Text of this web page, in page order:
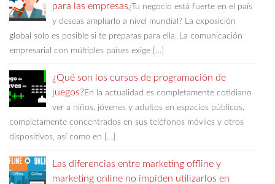
para las empresas¿Tu negocio está fuerte en el país
y deseas ampliarlo a nivel mundial? La exposición
global solo es posible si te preparas para ella. La comunicación
empresarial con múltiples países exige […]
¿Qué son los cursos de programación de
juegos? En la actualidad es completamente cotidiano
ver a niños, jóvenes y adultos en espacios públicos,
completamente concentrados en sus teléfonos móviles y otros
dispositivos, así como en […]
Las diferencias entre marketing offline y
marketing online no impiden utilizarlos en